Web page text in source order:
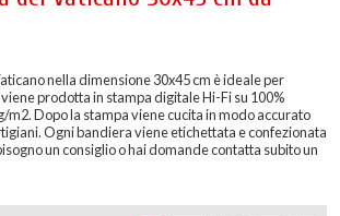
nella dimensione 30x45 cm è ideale per
prodotta in stampa digitale Hi-Fi su 100%
m2. Dopo la stampa viene cucita in modo accurato
Ogni bandiera viene etichettata e confezionata
un consiglio o hai domande contatta subito un